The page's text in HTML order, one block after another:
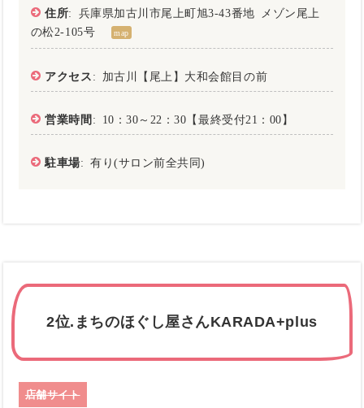
住所: 兵庫県加古川市尾上町旭3-43番地 メゾン尾上
の松2-105号
map
アクセス : 加古川【尾上】大和会館目の前
営業時間 : 10：30～22：30【最終受付21：00】
駐車場: 有り(サロン前全共同)
2位.まちのほぐし屋さんKARADA+plus
店舗サイト